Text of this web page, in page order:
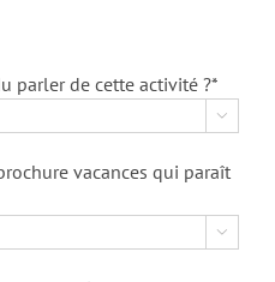
parler de cette activité ?*

vacances qui paraît
